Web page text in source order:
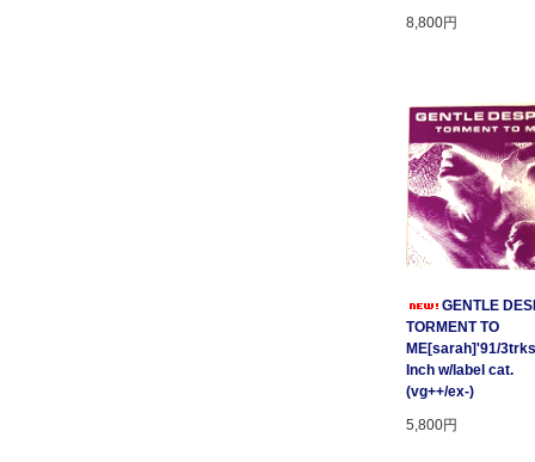
8,800円
GENTLE
TORMENT TO
ME[sarah]'91/
Inch w/label cat.
(vg++/ex-)
5,800円